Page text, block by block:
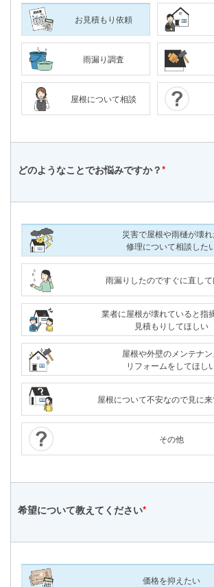
お見積もり依頼
雨漏り調査
屋根について相談
どのようなことでお悩みですか？*
災害で屋根や雨樋が壊れ
修理について相談した
雨漏りしたのですぐに直し
業者に屋根が壊れていると指
見積もりしてほしい
屋根や外壁のメンテナン
リフォームをしてほし
屋根について不安なので見に
その他
希望について教えてください*
価格を抑えたい